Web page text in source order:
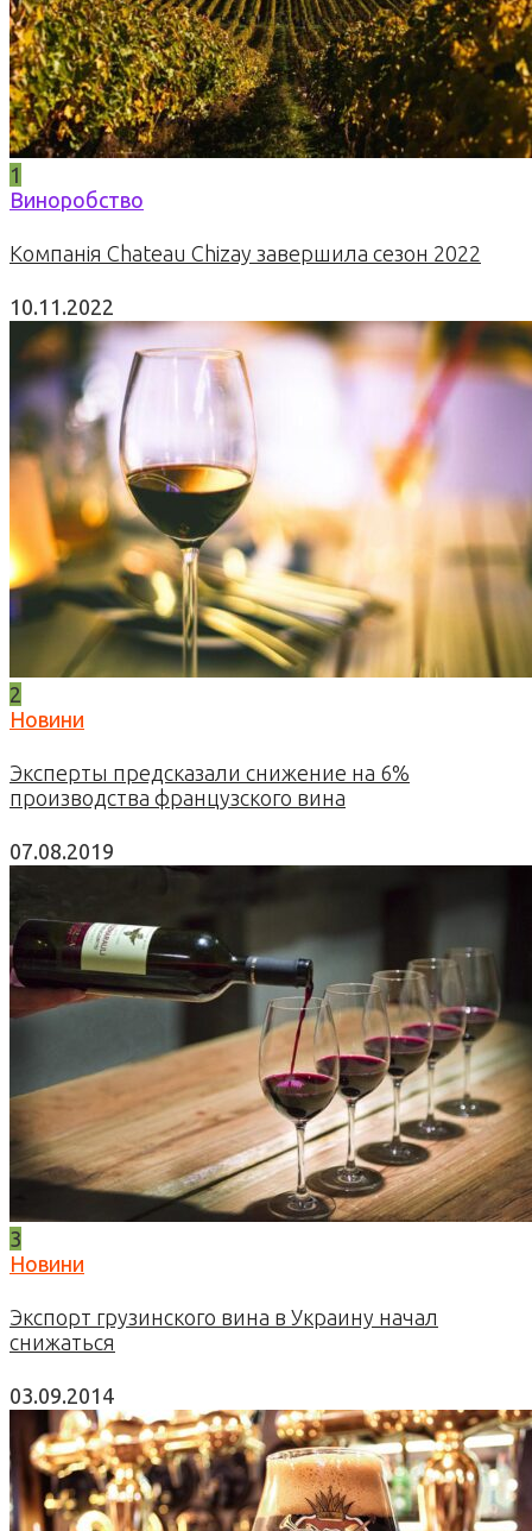
1
Виноробство
Компанія Chateau Chizay завершила сезон 2022
10.11.2022
2
Новини
Эксперты предсказали снижение на 6%
производства французского вина
07.08.2019
3
Новини
Экспорт грузинского вина в Украину начал
снижаться
03.09.2014